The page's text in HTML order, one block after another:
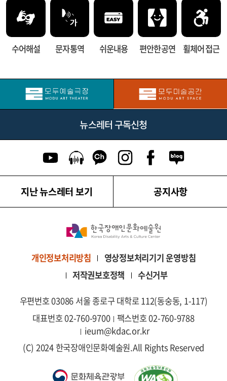
수어해설 문자 통역 쉬운내용 편안한 공연 휠체어 접근
뉴스레터 구독신청
지난 뉴스레터 보기
카카오톡 채널 이동
유튜브 이동팟캐스트 이동 네이버블로
페이스북 이동
인스타그램 이동
공지사항
개인정보처리방침
영상정보처리기기 운영방침
저작권보호정책
수신거부
우편번호 03086 서울 종로구 대학로 112(동숭동, 1-117)
대표번호 02-760-9700 팩스번호 02-760-9788
ieum@kdac.or.kr
(C) 2024 한국장애인문화예술원.All Rights Reserved